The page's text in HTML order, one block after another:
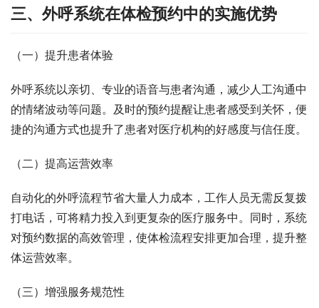
三、外呼系统在体检预约中的实施优势​
（一）提升患者体验​
外呼系统以亲切、专业的语音与患者沟通，减少人工沟通中
的情绪波动等问题。及时的预约提醒让患者感受到关怀，便
捷的沟通方式也提升了患者对医疗机构的好感度与信任度。​
（二）提高运营效率​
自动化的外呼流程节省大量人力成本，工作人员无需反复拨
打电话，可将精力投入到更复杂的医疗服务中。同时，系统
对预约数据的高效管理，使体检流程安排更加合理，提升整
体运营效率。​
（三）增强服务规范性​